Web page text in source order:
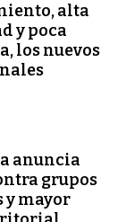
alta
y poca
los nuevos
anuncia
grupos
mayor